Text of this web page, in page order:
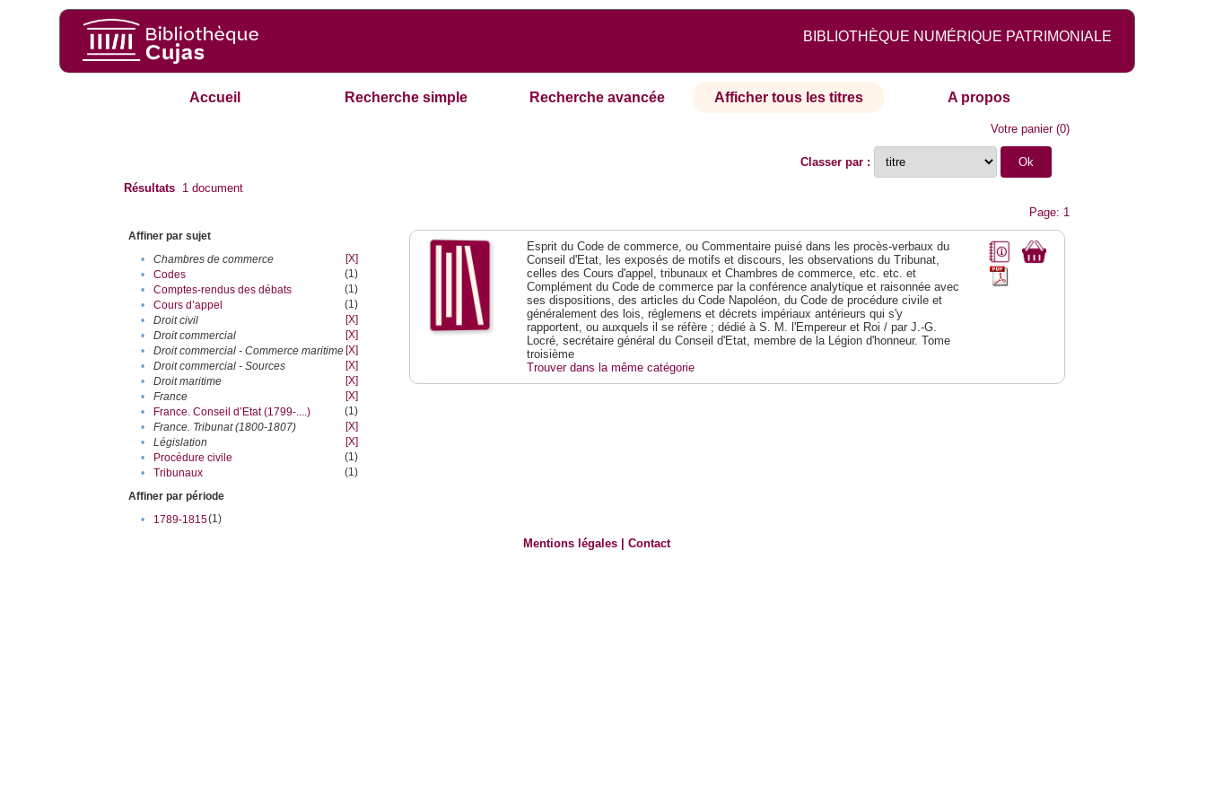
BIBLIOTHÈQUE NUMÉRIQUE PATRIMONIALE
Accueil Recherche simple Recherche avancée Afficher tous les titres A propos
Votre panier(0)
Classer par :
Résultats 1 document
Page: 1
Affiner par sujet
•
Chambres de commerce
[X]
•
Codes
(1)
•
Comptes-rendus des débats
(1)
•
Cours d’appel
(1)
•
Droit civil
[X]
•
Droit commercial
[X]
•
Droit commercial - Commerce maritime [X]
•
Droit commercial - Sources
[X]
•
Droit maritime
[X]
•
France
[X]
•
France. Conseil d’Etat (1799-....)
(1)
•
France. Tribunat (1800-1807)
[X]
•
Législation
[X]
•
Procédure civile
(1)
•
Tribunaux
(1)
Affiner par période
•
1789-1815(1)
Esprit du Code de commerce, ou Commentaire puisé dans les procès-verbaux du
Conseil d'Etat, les exposés de motifs et discours, les observations du Tribunat,
celles des Cours d'appel, tribunaux et Chambres de commerce, etc. etc. et
Complément du Code de commerce par la conférence analytique et raisonnée avec
ses dispositions, des articles du Code Napoléon, du Code de procédure civile et
généralement des lois, réglemens et décrets impériaux antérieurs qui s'y
rapportent, ou auxquels il se réfère ; dédié à S. M. l'Empereur et Roi / par J.-G.
Locré, secrétaire général du Conseil d'Etat, membre de la Légion d'honneur. Tome
troisième
Trouver dans la même catégorie
Mentions légales |Contact